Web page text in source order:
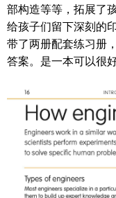
部构造等等，拓展了
给孩子们留下深刻的
带了两册配套练习册
答案。是一本可以很